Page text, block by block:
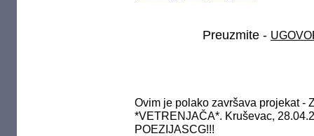
Preuzmite -
Ovim je polako završava projekat -
*VETRENJAČA*. Kruševac,
POEZIJASCG!!!